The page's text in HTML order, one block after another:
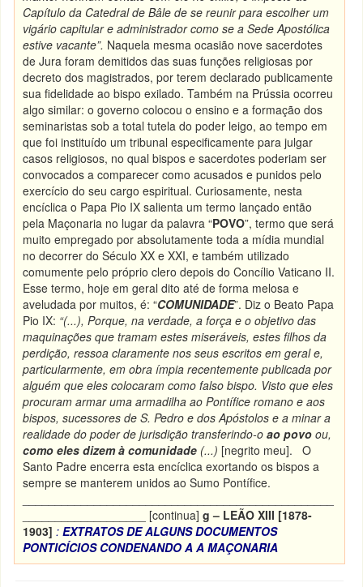
Capítulo da Catedral deBâlede se reunir para escolher um
vigário capitular e administrador como se a Sede Apostólica
estive vacante”. Naquela mesma ocasião nove sacerdotes
de Jura foram demitidos das suas funções religiosas por
decreto dos magistrados, por terem declarado publicamente
sua fidelidade ao bispo exilado. Também na Prússia ocorreu
algo similar: o governo colocou o ensino e a formação dos
seminaristas sob a total tutela do poder leigo, ao tempo em
que foi instituído um tribunal especificamente para julgar
casos religiosos, no qual bispos e sacerdotes poderiam ser
convocados a comparecer como acusados e punidos pelo
exercício do seu cargo espiritual. Curiosamente, nesta
encíclica o Papa Pio IX salienta um termo lançado então
pela Maçonaria no lugar da palavra “POVO”, termo que será
muito empregado por absolutamente toda a mídia mundial
no decorrer do Século XX e XXI, e também utilizado
comumente pelo próprio clero depois do Concílio Vaticano II.
Esse termo, hoje em geral dito até de forma melosa e
aveludada por muitos, é: “COMUNIDADE”. Diz o Beato Papa
Pio IX: “(...), Porque, na verdade, a força e o objetivo das
maquinações que tramam estes miseráveis, estes filhos da
perdição, ressoa claramente nos seus escritos em geral e,
particularmente, em obra ímpia recentemente publicada por
alguém que eles colocaram como falso bispo. Visto que eles
procuram armar uma armadilha ao Pontífice romano e aos
bispos, sucessores de S. Pedro e dos Apóstolos e a minar a
realidade do poder de jurisdição transferindo-oao povo ou,
como eles dizem à comunidade (...) [negrito meu]. O
Santo Padre encerra esta encíclica exortando os bispos a
sempre se manterem unidos ao Sumo Pontífice.
___________________ [continua]g – LEÃO XIII [1878-
1903] :EXTRATOS DE ALGUNS DOCUMENTOS
PONTICÍCIOS CONDENANDO A A MAÇONARIA